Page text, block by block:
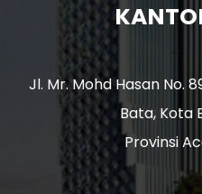
Jl. Mr. Mohd Hasan No.
Bata, Kota
Provinsi